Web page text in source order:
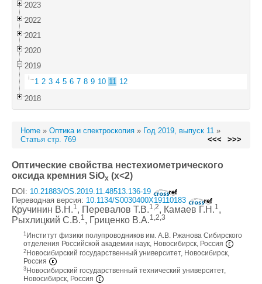
2023
2022
2021
2020
2019
1 2 3 4 5 6 7 8 9 10 11 12
2018
Home » Оптика и спектроскопия » Год 2019, выпуск 11 »
Статья стр. 769
<<< >>>
Оптические свойства нестехиометрического
оксида кремния SiOx (x<2)
DOI: 10.21883/OS.2019.11.48513.136-19
Переводная версия: 10.1134/S0030400X19110183
Кручинин В.Н.1, Перевалов Т.В.1,2, Камаев Г.Н.1,
Рыхлицкий С.В.1, Гриценко В.А.1,2,3
1 Институт физики полупроводников им. А.В. Ржанова Сибирского
отделения Российской академии наук, Новосибирск, Россия
2 Новосибирский государственный университет, Новосибирск,
Россия
3 Новосибирский государственный технический университет,
Новосибирск, Россия